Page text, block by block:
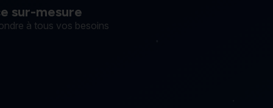
sur-mesure
à tous vos besoins